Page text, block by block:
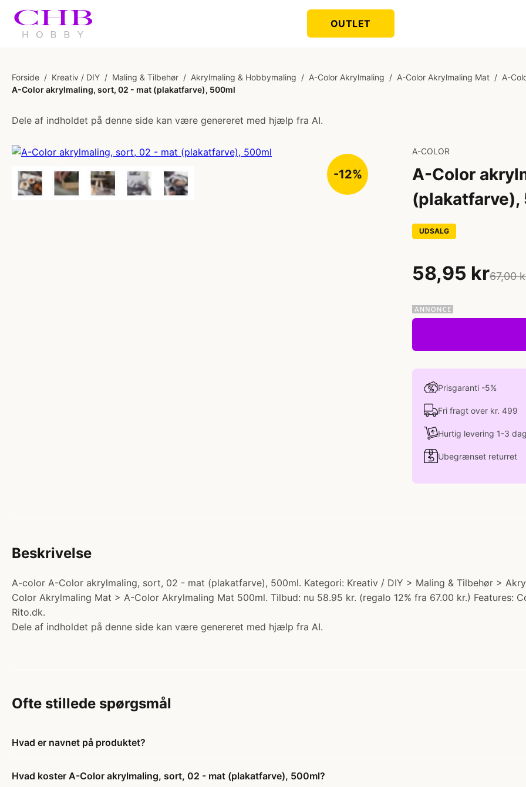
OUTLET
Forside / Kreativ / DIY / Maling & Tilbehør / Akrylmaling & Hobbymaling / A-Color Akrylmaling / A-Color Akrylmaling Mat / A-
A-Color akrylmaling, sort, 02 - mat (plakatfarve), 500ml
Dele af indholdet på denne side kan være genereret med hjælp fra AI.
-12%
A-COLOR
A-Color
(plakatfarve),
UDSALG
58,95 kr67,00
Prisgaranti -5%
Fri fragt over kr. 499
Hurtig levering 1-3
Ubegrænset returret
Beskrivelse
A-color A-Color akrylmaling, sort, 02 - mat (plakatfarve), 500ml. Kategori: Kreativ / DIY > Maling & Tilbehør >
Color Akrylmaling Mat > A-Color Akrylmaling Mat 500ml. Tilbud: nu 58.95 kr. (regalo 12% fra 67.00 kr.) Features:
Rito.dk.
Dele af indholdet på denne side kan være genereret med hjælp fra AI.
Ofte stillede spørgsmål
Hvad er navnet på produktet?
Hvad koster A-Color akrylmaling, sort, 02 - mat (plakatfarve), 500ml?